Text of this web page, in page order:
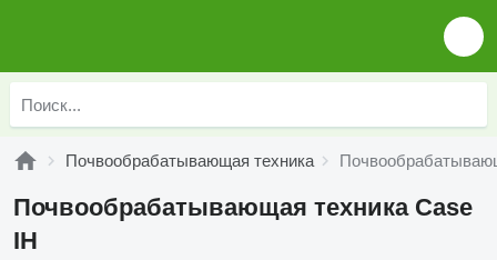
Почвообрабатывающая техника
Почвообрабатывающая техника Case
IH